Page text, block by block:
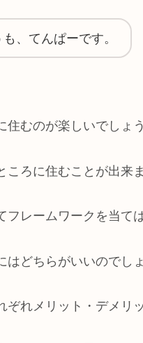
も、てんぱーです。
住むのが楽しいでしょ
ころに住むことが出来
フレームワークを当て
はどちらがいいのでし
ぞれメリット・デメリ